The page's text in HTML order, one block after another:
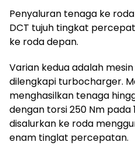
Penyaluran tenaga ke
DCT tujuh tingkat
ke roda depan.
Varian kedua adalah mesin
dilengkapi turbocharger.
menghasilkan tenaga
dengan torsi 250 Nm pada
disalurkan ke roda
enam tinglat percepatan.